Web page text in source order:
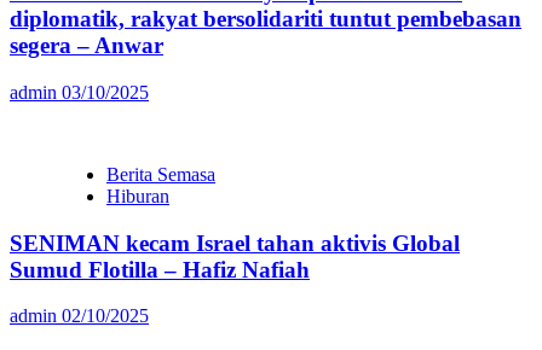
diplomatik, rakyat bersolidariti tuntut pembebasan
segera – Anwar
admin 03/10/2025
Berita Semasa
Hiburan
SENIMAN kecam Israel tahan aktivis Global
Sumud Flotilla – Hafiz Nafiah
admin 02/10/2025